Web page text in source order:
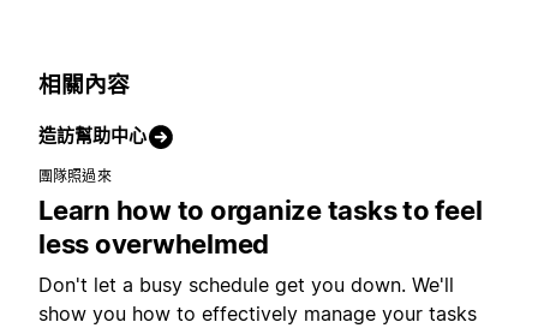
相關內容
造訪幫助中心
團隊照過來
Learn how to organize tasks to feel
less overwhelmed
Don't let a busy schedule get you down. We'll
show you how to effectively manage your tasks